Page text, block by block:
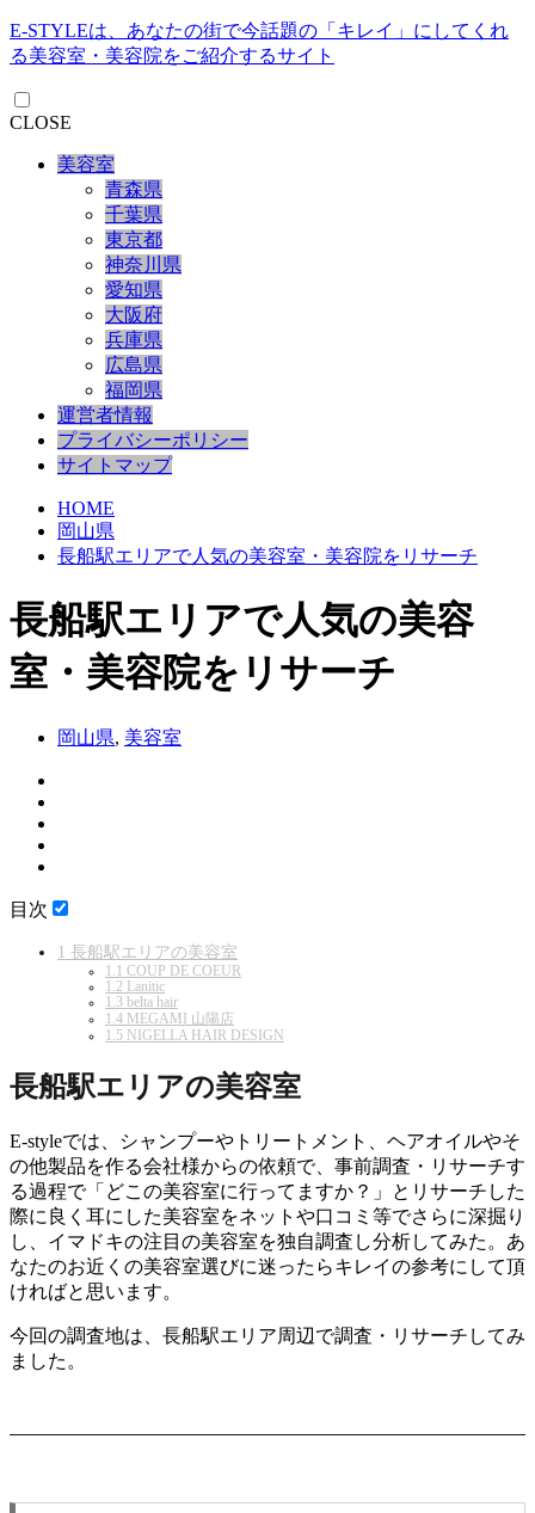
E-STYLEは、あなたの街で今話題の「キレイ」にしてくれ
る美容室・美容院をご紹介するサイト
CLOSE
美容室
青森県
千葉県
東京都
神奈川県
愛知県
大阪府
兵庫県
広島県
福岡県
運営者情報
プライバシーポリシー
サイトマップ
HOME
岡山県
長船駅エリアで人気の美容室・美容院をリサーチ
長船駅エリアで人気の美容
室・美容院をリサーチ
岡山県, 美容室
目次
1 長船駅エリアの美容室
1.1 COUP DE COEUR
1.2 Lanitic
1.3 belta hair
1.4 MEGAMI 山陽店
1.5 NIGELLA HAIR DESIGN
長船駅エリアの美容室
E-styleでは、シャンプーやトリートメント、ヘアオイルやそ
の他製品を作る会社様からの依頼で、事前調査・リサーチす
る過程で「どこの美容室に行ってますか？」とリサーチした
際に良く耳にした美容室をネットや口コミ等でさらに深掘り
し、イマドキの注目の美容室を独自調査し分析してみた。あ
なたのお近くの美容室選びに迷ったらキレイの参考にして頂
ければと思います。
今回の調査地は、長船駅エリア周辺で調査・リサーチしてみ
ました。